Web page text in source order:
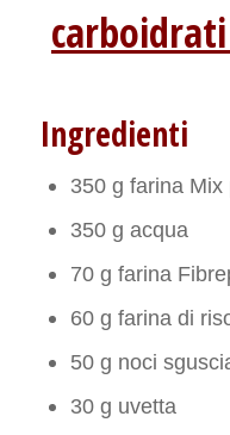
Ingredienti
350 g farina
350 g acqua
70 g farina
60 g farina di
50 g noci
30 g uvetta